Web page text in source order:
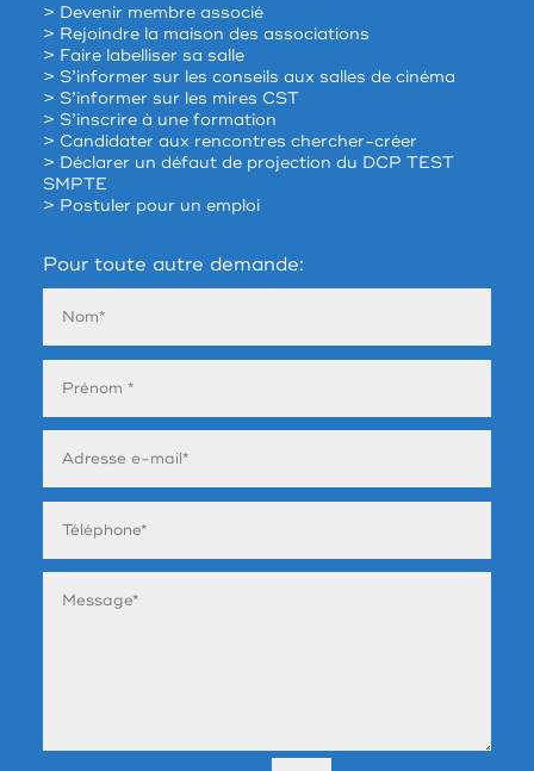
> Devenir membre associé
> Rejoindre la maison des associations
> Faire labelliser sa salle
> S’informer sur les conseils aux salles de cinéma
> S’informer sur les mires CST
> S’inscrire à une formation
> Candidater aux rencontres chercher-créer
> Déclarer un défaut de projection du DCP TEST
SMPTE
> Postuler pour un emploi
Pour toute autre demande: